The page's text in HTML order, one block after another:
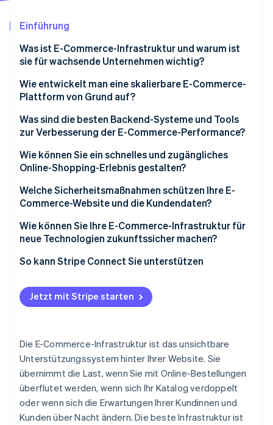
Atlas
Start-up-Gründung
Climate
CO₂-Entnahme
Identity
Online-Identitätsprüfung
Stripe-Sessions 2026
Erfahren Sie, wie Stripe Lösungen für
Jetzt ansehen
Stripe App-Marktplatz
Einführung
Was ist E-Commerce-Infrastruktur und warum ist
sie für wachsende Unternehmen wichtig?
Wie entwickelt man eine skalierbare E-Commerce-
Plattform von Grund auf?
Finden Sie ein flexibles Fundament
Denken Sie in Dienstleistungen
Integrieren Sie frühzeitig und regelmäßig
Was sind die besten Backend-Systeme und Tools
zur Verbesserung der E-Commerce-Performance?
Verwenden Sie nach Möglichkeit ein Content
Delivery Network (CDN).
Speichern Sie die richtigen Daten an den richtigen
Stellen
Überwachen Sie, wo die meiste Zeit verstreicht
Wie können Sie ein schnelles und zugängliches
Online-Shopping-Erlebnis gestalten?
Priorisieren Sie Geschwindigkeit auf allen Geräten
zusätzlich für Mobilgeräte
Behandeln Sie Barrierefreiheit als Infrastruktur
Welche Sicherheitsmaßnahmen schützen Ihre E-
Commerce-Website und die Kundendaten?
Verschlüsseln Sie alles
Schützen Sie Ihre Umgebung
Steuern Sie die Zugriffsberechtigung
Lagern Sie Kartendaten aus
Wie können Sie Ihre E-Commerce-Infrastruktur für
neue Technologien zukunftssicher machen?
Gestalten Sie mit Blick auf Veränderungen
Beobachten Sie, wie Kundinnen und Kunden
tatsächlich einkaufen
So kann Stripe Connect Sie unterstützen
Jetzt mit Stripe starten
Die E-Commerce-Infrastruktur ist das unsichtbare
Unterstützungssystem hinter Ihrer Website. Sie
übernimmt die Last, wenn Sie mit Online-Bestellungen
überflutet werden, wenn sich Ihr Katalog verdoppelt
oder wenn sich die Erwartungen Ihrer Kundinnen und
Kunden über Nacht ändern. Die beste Infrastruktur ist